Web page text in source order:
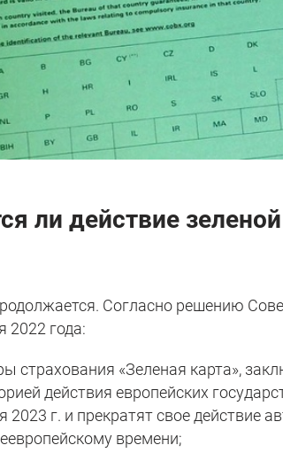
ли действие
Согласно решению
2022 года:
страхования «Зеленая карта»,
действия европейских
2023 г. и прекратят свое действие
времени;